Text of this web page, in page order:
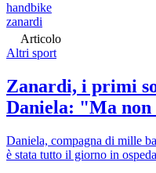
handbike
zanardi
Articolo
Altri sport
Zanardi, i primi
Daniela: "Ma non
Daniela, compagna di mille
è stata tutto il giorno in